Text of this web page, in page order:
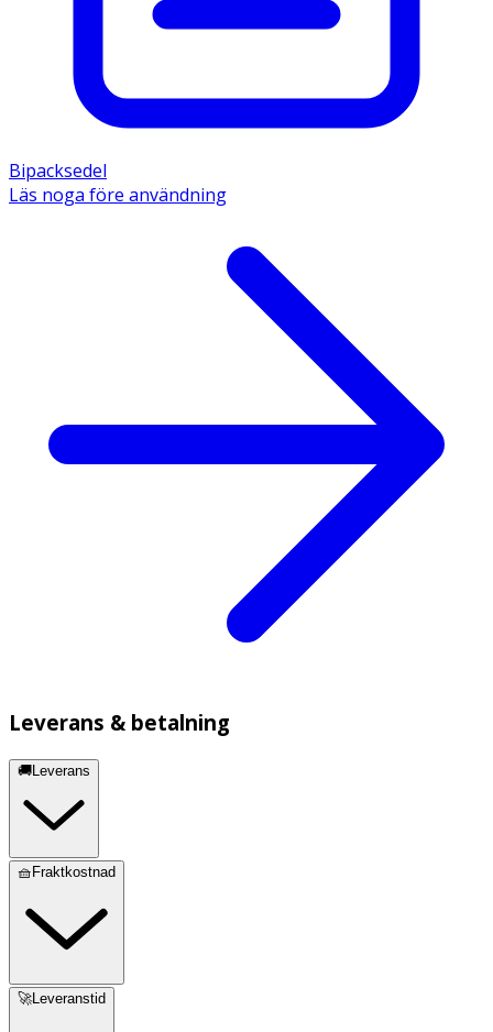
Bipacksedel
Läs noga före användning
Leverans & betalning
🚚Leverans
🧺Fraktkostnad
🚀Leveranstid